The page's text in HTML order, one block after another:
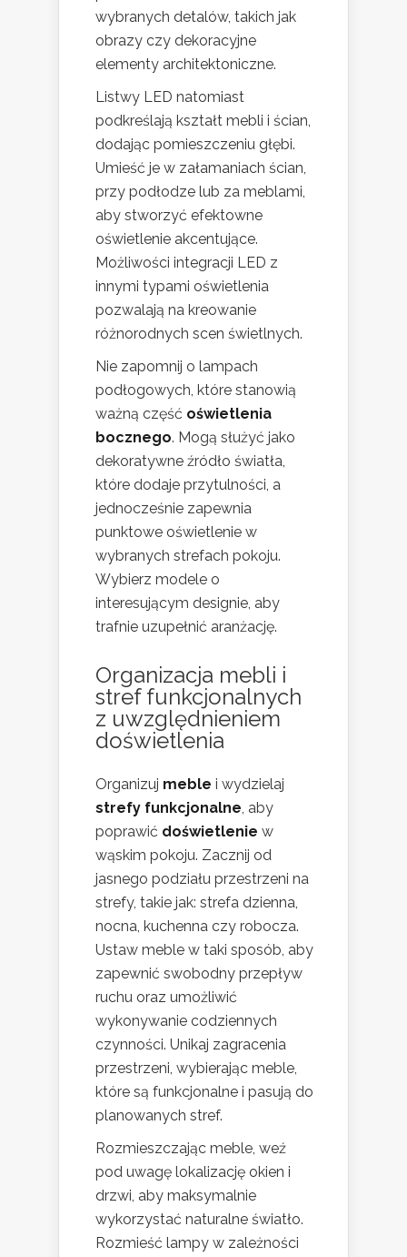
wybranych detalów, takich jak
obrazy czy dekoracyjne
elementy architektoniczne.
Listwy LED natomiast
podkreślają kształt mebli i ścian,
dodając pomieszczeniu głębi.
Umieść je w załamaniach ścian,
przy podłodze lub za meblami,
aby stworzyć efektowne
oświetlenie akcentujące.
Możliwości integracji LED z
innymi typami oświetlenia
pozwalają na kreowanie
różnorodnych scen świetlnych.
Nie zapomnij o lampach
podłogowych, które stanowią
ważną część oświetlenia
bocznego. Mogą służyć jako
dekoratywne źródło światła,
które dodaje przytulności, a
jednocześnie zapewnia
punktowe oświetlenie w
wybranych strefach pokoju.
Wybierz modele o
interesującym designie, aby
trafnie uzupełnić aranżację.
Organizacja mebli i
stref funkcjonalnych
z uwzględnieniem
doświetlenia
Organizuj meble i wydzielaj
strefy funkcjonalne, aby
poprawić doświetlenie w
wąskim pokoju. Zacznij od
jasnego podziału przestrzeni na
strefy, takie jak: strefa dzienna,
nocna, kuchenna czy robocza.
Ustaw meble w taki sposób, aby
zapewnić swobodny przepływ
ruchu oraz umożliwić
wykonywanie codziennych
czynności. Unikaj zagracenia
przestrzeni, wybierając meble,
które są funkcjonalne i pasują do
planowanych stref.
Rozmieszczając meble, weź
pod uwagę lokalizację okien i
drzwi, aby maksymalnie
wykorzystać naturalne światło.
Rozmieść lampy w zależności